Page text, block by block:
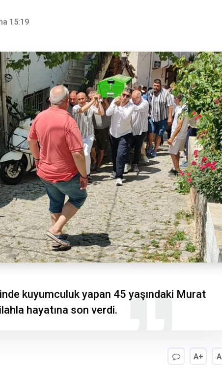
15:19
kuyumculuk yapan 45 yaşındaki Murat
hayatına son verdi.
A+